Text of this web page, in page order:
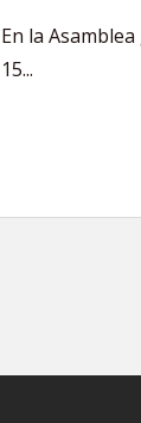
En la
15...